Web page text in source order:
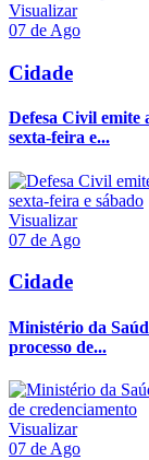
Visualizar
07 de Ago
Cidade
Defesa Civil emite
sexta-feira e...
Visualizar
07 de Ago
Cidade
Ministério da
processo de...
Visualizar
07 de Ago